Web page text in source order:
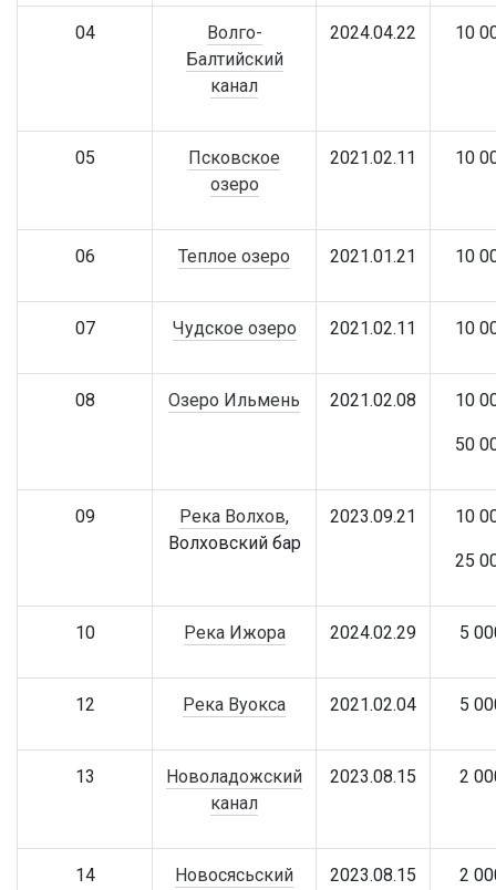
04
Волго-
Балтийский
канал
2024.04.22 10
05
Псковское
озеро
2021.02.11 10
06 Теплое озеро 2021.01.21 10
07 Чудское озеро 2021.02.11 10
08 Озеро Ильмень 2021.02.08 10
50
09 Река Волхов,
Волховский бар
2023.09.21 10
25
10 Река Ижора 2024.02.29 5
12 Река Вуокса 2021.02.04 5
13
Новоладожский
канал
2023.08.15 2
14
Новосясьский
2023.08.15 2